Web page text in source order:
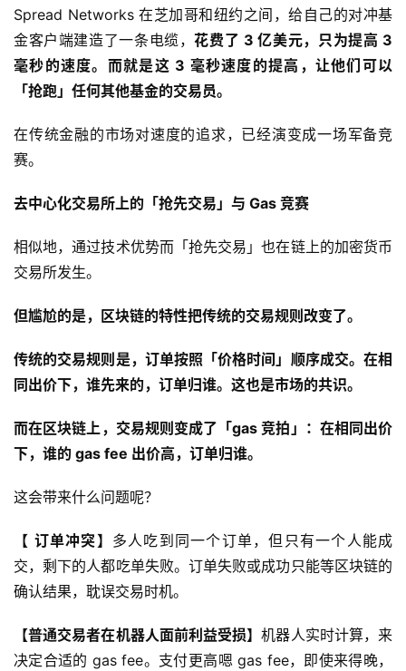
Spread Networks 在芝加哥和纽约之间，给自己的对冲基
金客户端建造了一条电缆，花费了 3 亿美元，只为提高 3
毫秒的速度。而就是这 3 毫秒速度的提高，让他们可以
「抢跑」任何其他基金的交易员。
在传统金融的市场对速度的追求，已经演变成一场军备竞
赛。
去中心化交易所上的「抢先交易」与 Gas 竞赛
相似地，通过技术优势而「抢先交易」也在链上的加密货币
交易所发生。
但尴尬的是，区块链的特性把传统的交易规则改变了。
传统的交易规则是，订单按照「价格时间」顺序成交。在相
同出价下，谁先来的，订单归谁。这也是市场的共识。
而在区块链上，交易规则变成了「gas 竞拍」：在相同出价
下，谁的 gas fee 出价高，订单归谁。
这会带来什么问题呢？
【 订单冲突】 多人吃到同一个订单，但只有一个人能成
交，剩下的人都吃单失败。订单失败或成功只能等区块链的
确认结果，耽误交易时机。
【普通交易者在机器人面前利益受损】机器人实时计算，来
决定合适的 gas fee。支付更高嗯 gas fee，即使来得晚，